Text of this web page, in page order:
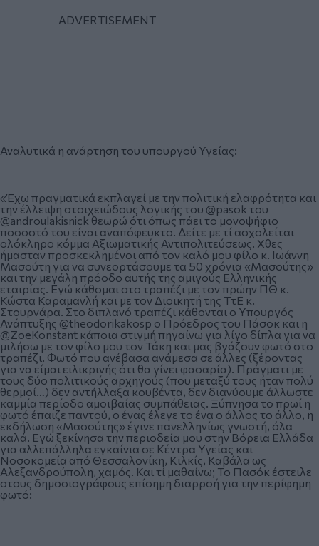
Αναλυτικά η ανάρτηση του υπουργού Υγείας:
«Έχω πραγματικά εκπλαγεί με την πολιτική ελαφρότητα και
την έλλειψη στοιχειώδους λογικής του @pasok του
@androulakisnick θεωρώ ότι όπως πάει το μονοψήφιο
ποσοστό του είναι αναπόφευκτο. Δείτε με τί ασχολείται
ολόκληρο κόμμα Αξιωματικής Αντιπολιτεύσεως. Χθες
ήμασταν προσκεκλημένοι από τον καλό μου φίλο κ. Ιωάννη
Μασούτη για να συνεορτάσουμε τα 50 χρόνια «Μασούτης»
και την μεγάλη πρόοδο αυτής της αμιγούς Ελληνικής
εταιρίας. Εγώ κάθομαι στο τραπέζι με τον πρώην ΠΘ κ.
Κώστα Καραμανλή και με τον Διοικητή της ΤτΕ κ.
Στουρνάρα. Στο διπλανό τραπέζι κάθονται ο Υπουργός
Ανάπτυξης @theodorikakosp ο Πρόεδρος του Πάσοκ και η
@ZoeKonstant κάποια στιγμή πηγαίνω για λίγο δίπλα για να
μιλήσω με τον φίλο μου τον Τάκη και μας βγάζουν φωτό στο
τραπέζι. Φωτό που ανέβασα ανάμεσα σε άλλες (ξέροντας
για να είμαι ειλικρινής ότι θα γίνει φασαρία). Πράγματι με
τους δύο πολιτικούς αρχηγούς (που μεταξύ τους ήταν πολύ
θερμοί…) δεν αντήλλαξα κουβέντα, δεν διανύουμε άλλωστε
καμμία περίοδο αμοιβαίας συμπάθειας. Ξύπνησα το πρωί η
φωτό έπαιζε παντού, ο ένας έλεγε το ένα ο άλλος το άλλο, η
εκδήλωση «Μασούτης» έγινε πανελληνίως γνωστή, όλα
καλά. Εγώ ξεκίνησα την περιοδεία μου στην Βόρεια Ελλάδα
για αλλεπάλληλα εγκαίνια σε Κέντρα Υγείας και
Νοσοκομεία από Θεσσαλονίκη, Κιλκίς, Καβάλα ως
Αλεξανδρούπολη, χαμός. Και τί μαθαίνω; Το Πασόκ έστειλε
στους δημοσιογράφους επίσημη διαρροή για την περίφημη
φωτό: